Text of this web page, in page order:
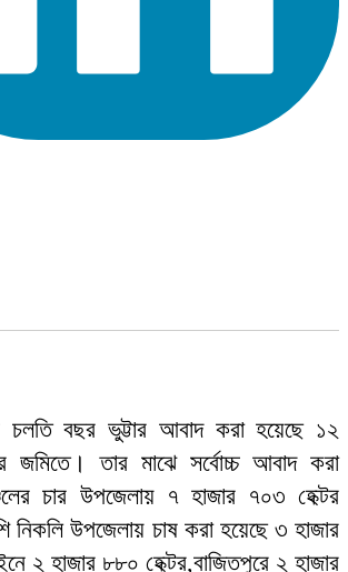
চলতি বছর ভুট্টার আবাদ করা হয়েছে ১২
জমিতে। তার মাঝে সর্বোচ্চ আবাদ করা
চার উপজেলায় ৭ হাজার ৭০৩ হেক্টর
নিকলি উপজেলায় চাষ করা হয়েছে ৩ হাজার
২ হাজার ৮৮০ হেক্টর,বাজিতপুরে ২ হাজার